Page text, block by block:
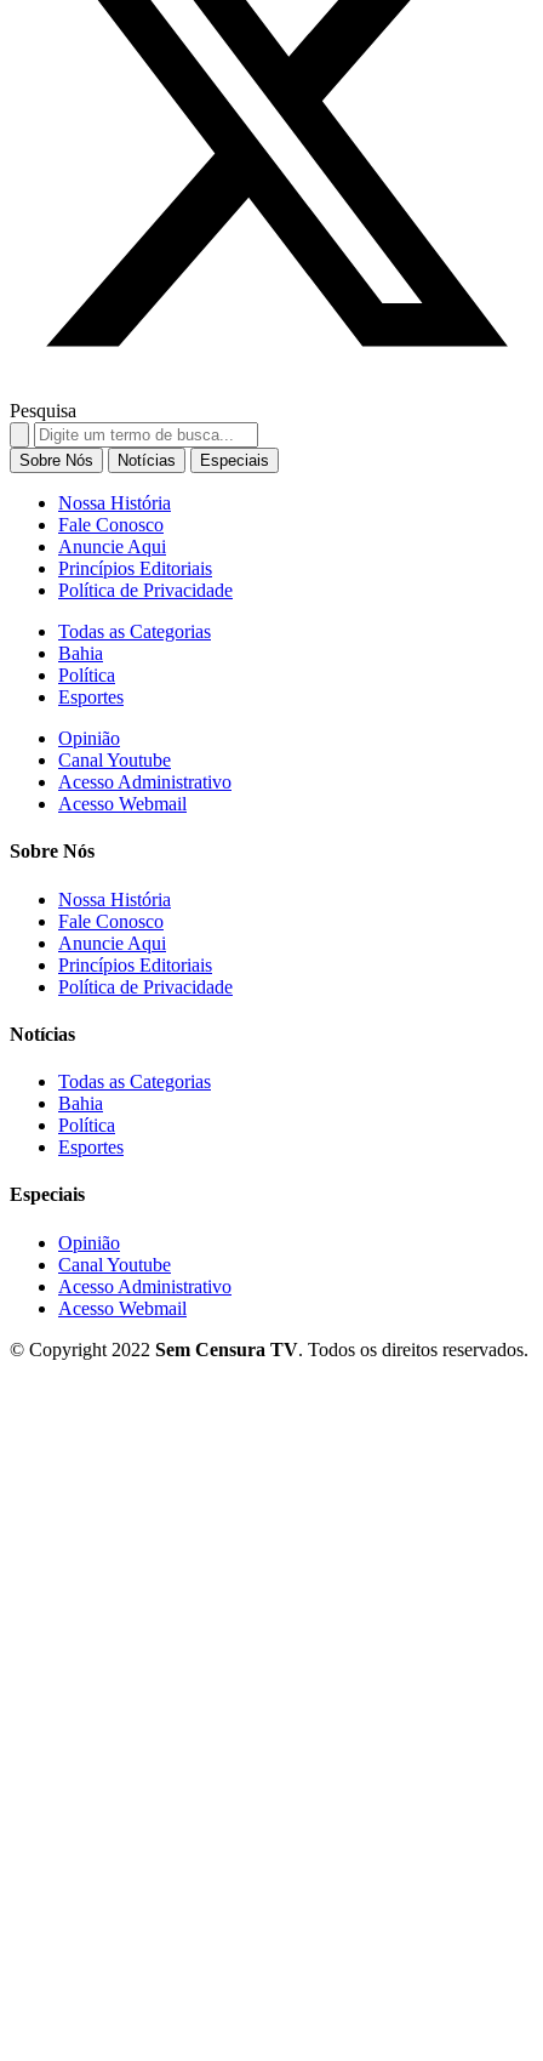
Pesquisa
Search
for:
Sobre Nós Notícias Especiais
Nossa História
Fale Conosco
Anuncie Aqui
Princípios Editoriais
Política de Privacidade
Todas as Categorias
Bahia
Política
Esportes
Opinião
Canal Youtube
Acesso Administrativo
Acesso Webmail
Sobre Nós
Nossa História
Fale Conosco
Anuncie Aqui
Princípios Editoriais
Política de Privacidade
Notícias
Todas as Categorias
Bahia
Política
Esportes
Especiais
Opinião
Canal Youtube
Acesso Administrativo
Acesso Webmail
© Copyright 2022 Sem Censura TV. Todos os direitos reservados.